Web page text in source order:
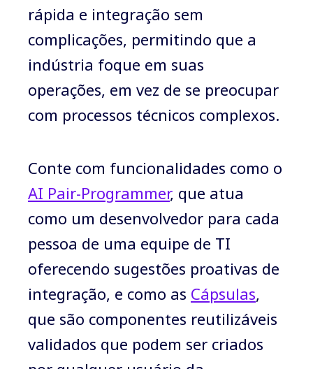
rápida e integração sem
complicações, permitindo que a
indústria foque em suas
operações, em vez de se preocupar
com processos técnicos complexos.
Conte com funcionalidades como o
AI Pair-Programmer, que atua
como um desenvolvedor para cada
pessoa de uma equipe de TI
oferecendo sugestões proativas de
integração, e como as Cápsulas,
que são componentes reutilizáveis ​​
validados que podem ser criados